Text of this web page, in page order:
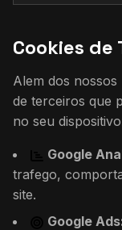
Cookies de
Alem dos
de terceiros que
no seu
Google
trafego,
site.
Google